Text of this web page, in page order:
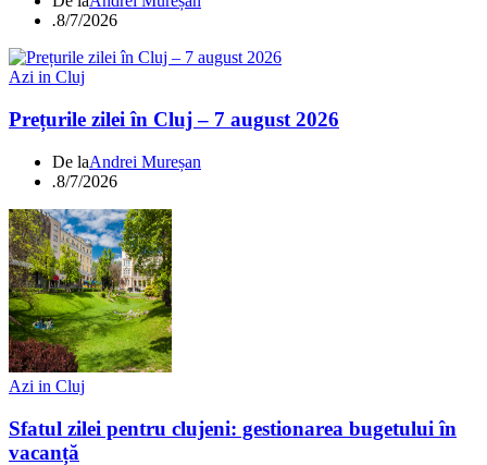
.8/7/2026
Azi in Cluj
Prețurile zilei în Cluj – 7 august 2026
De laAndrei Mureșan
.8/7/2026
Azi in Cluj
Sfatul zilei pentru clujeni: gestionarea bugetului în
vacanță